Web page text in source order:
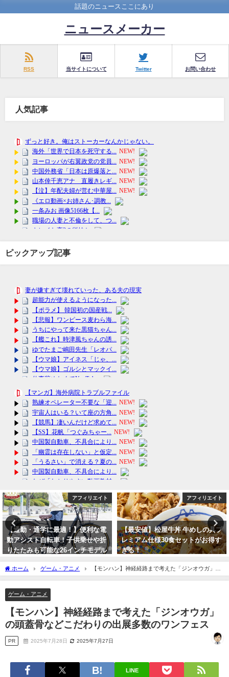
話題のニュースここにあり
ニュースメーカー
RSS 当サイトについて Twitter お問い合わせ
人気記事
ピックアップ記事
アフィリエイト
【最安値】松屋牛丼 牛めしの具プ
レミアム仕様30食セットがお得す
ぎる！
アフィリエイト
かわいいピクミングッズ！ドーム
タイプのワンタッチビニール傘が
おすすめ
ホーム ゲーム・アニメ
【モンハン】神経経路まで考えた「ジンオウガ」の
頭蓋骨などこだわりの出展多数のワンフェス
ゲーム・アニメ
【モンハン】神経経路まで考えた「ジンオウガ」
の頭蓋骨などこだわりの出展多数のワンフェス
PR 2025年7月28日 2025年7月27日
LINE